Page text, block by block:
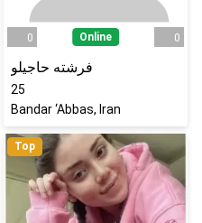
0 Online 0
فرشته حاجیلو
25
Bandar ‘Abbas, Iran
Top